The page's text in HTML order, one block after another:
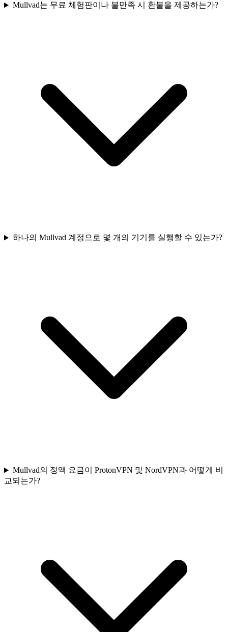
Mullvad는 무료 체험판이나 불만족 시 환불을 제공하는가?
하나의 Mullvad 계정으로 몇 개의 기기를 실행할 수 있는가?
Mullvad의 정액 요금이 ProtonVPN 및 NordVPN과 어떻게 비
교되는가?